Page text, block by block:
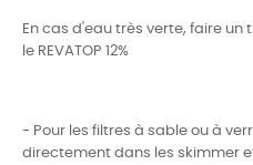
En cas d'eau très verte, faire
le REVATOP 12%
- Pour les filtres à sable ou à
directement dans les skimmer